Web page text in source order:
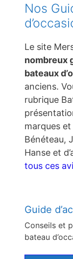
Nos
Le site
nombreux
bateaux
anciens.
rubrique
marques
Bénéteau,
Hanse et
tous ces
Guide
Conseils et
bateau